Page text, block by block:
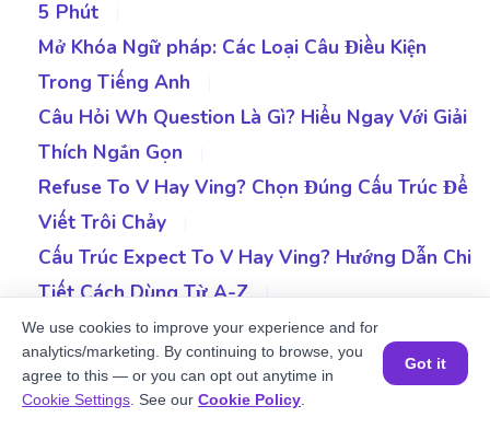
5 Phút
Mở Khóa Ngữ pháp: Các Loại Câu Điều Kiện
Trong Tiếng Anh
Câu Hỏi Wh Question Là Gì? Hiểu Ngay Với Giải
Thích Ngắn Gọn
Refuse To V Hay Ving? Chọn Đúng Cấu Trúc Để
Viết Trôi Chảy
Cấu Trúc Expect To V Hay Ving? Hướng Dẫn Chi
Tiết Cách Dùng Từ A-Z
|
Cấu Trúc Had Better Là Gì? Nắm Rõ Cách Dùng
Chi Tiết Chỉ Trong 5 Phút
Next to Khám Phá Look Forward To
Đặt một buổi học MIỄN PHÍ
We use cookies to improve your experience and for
analytics/marketing. By continuing to browse, you
agree to this — or you can opt out anytime in
Cookie Settings . See our Cookie Policy
Got it